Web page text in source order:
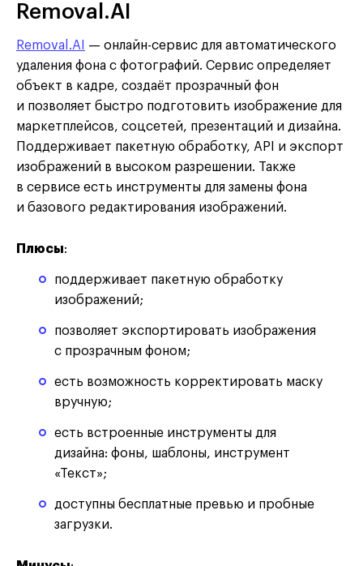
Removal.AI
Removal.AI
— онлайн-сервис для автоматического
удаления фона с фотографий. Сервис определяет
объект в кадре, создаёт прозрачный фон
и позволяет быстро подготовить изображение для
маркетплейсов, соцсетей, презентаций и дизайна.
Поддерживает пакетную обработку, API и экспорт
изображений в высоком разрешении. Также
в сервисе есть инструменты для замены фона
и базового редактирования изображений.
Плюсы:
поддерживает пакетную обработку
изображений;
позволяет экспортировать изображения
с прозрачным фоном;
есть возможность корректировать маску
вручную;
есть встроенные инструменты для
дизайна: фоны, шаблоны, инструмент
«Текст»;
доступны бесплатные превью и пробные
загрузки.